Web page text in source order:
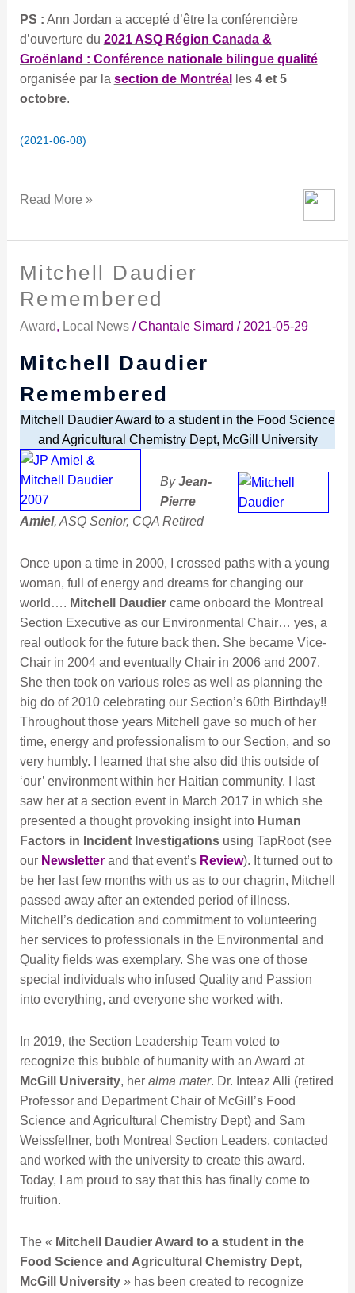
PS : Ann Jordan a accepté d’être la conférencière
d’ouverture du 2021 ASQ Région Canada &
Groënland : Conférence nationale bilingue qualité
organisée par la section de Montréal les 4 et 5
octobre.
(2021-06-08)
Read More »
Mitchell Daudier
Remembered
Award, Local News/Chantale Simard / 2021-05-29
Mitchell Daudier
Remembered
Mitchell Daudier Award to a student in the Food Science
and Agricultural Chemistry Dept, McGill University
ByJean-
Pierre
Amiel, ASQ Senior, CQA Retired
Once upon a time in 2000, I crossed paths with a young
woman, full of energy and dreams for changing our
world…. Mitchell Daudiercame onboard the Montreal
Section Executive as our Environmental Chair… yes, a
real outlook for the future back then. She became Vice-
Chair in 2004 and eventually Chair in 2006 and 2007.
She then took on various roles as well as planning the
big do of 2010 celebrating our Section’s 60th Birthday!!
Throughout those years Mitchell gave so much of her
time, energy and professionalism to our Section, and so
very humbly. I learned that she also did this outside of
‘our’ environment within her Haitian community. I last
saw her at a section event in March 2017 in which she
presented a thought provoking insight into Human
Factors in Incident Investigationsusing TapRoot (see
our Newsletterand that event’s Review). It turned out to
be her last few months with us as to our chagrin, Mitchell
passed away after an extended period of illness.
Mitchell’s dedication and commitment to volunteering
her services to professionals in the Environmental and
Quality fields was exemplary. She was one of those
special individuals who infused Quality and Passion
into everything, and everyone she worked with.
In 2019, the Section Leadership Team voted to
recognize this bubble of humanity with an Award at
McGill University, her alma mater. Dr. Inteaz Alli (retired
Professor and Department Chair of McGill’s Food
Science and Agricultural Chemistry Dept) and Sam
Weissfellner, both Montreal Section Leaders, contacted
and worked with the university to create this award.
Today, I am proud to say that this has finally come to
fruition.
The « Mitchell Daudier Award to a student in the
Food Science and Agricultural Chemistry Dept,
McGill University» has been created to recognize
Mitchell
Daudier
Remembered